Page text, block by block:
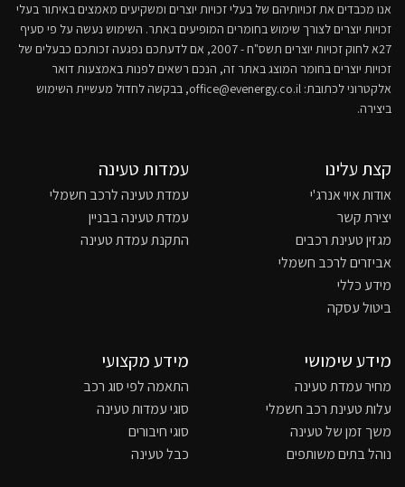
אנו מכבדים את זכויותיהם של בעלי זכויות יוצרים ומשקיעים מאמצים באיתור בעלי
זכויות יוצרים לצורך שימוש בחומרים המופיעים באתר. השימוש נעשה על פי סעיף
27א לחוק זכויות יוצרים תשס"ח - 2007, אם לדעתכם נפגעה זכותכם כבעלים של
זכויות יוצרים בחומר המוצג באתר זה, הנכם רשאים לפנות באמצעות דואר
אלקטרוני לכתובת: office@evenergy.co.il, בבקשה לחדול מעשיית השימוש
ביצירה.
קצת עלינו
אודות איוי אנרג'י
יצירת קשר
מגזין טעינת רכבים
אביזרים לרכב חשמלי
מידע כללי
ביטול עסקה
עמדות טעינה
עמדת טעינה לרכב חשמלי
עמדת טעינה בבניין
התקנת עמדת טעינה
מידע שימושי
מחיר עמדת טעינה
עלות טעינת רכב חשמלי
משך זמן של טעינה
נוהל בתים משותפים
מידע מקצועי
התאמה לפי סוג רכב
סוגי עמדות טעינה
סוגי חיבורים
כבל טעינה